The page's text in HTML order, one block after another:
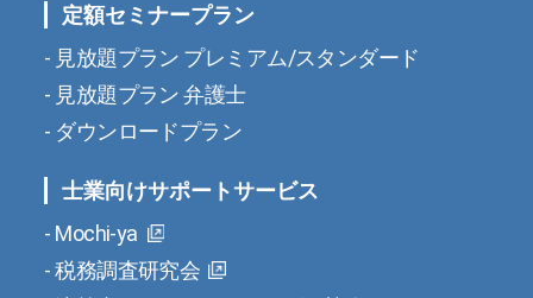
定額セミナープラン
見放題プラン プレミアム/スタンダード
見放題プラン 弁護士
ダウンロードプラン
士業向けサポートサービス
Mochi-ya
税務調査研究会